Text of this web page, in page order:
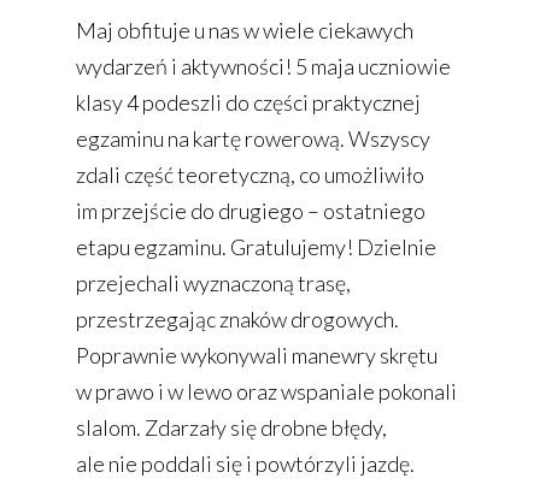
Maj obfituje u nas w wiele ciekawych
wydarzeń i aktywności! 5 maja uczniowie
klasy 4 podeszli do części praktycznej
egzaminu na kartę rowerową. Wszyscy
zdali część teoretyczną, co umożliwiło
im przejście do drugiego – ostatniego
etapu egzaminu. Gratulujemy! Dzielnie
przejechali wyznaczoną trasę,
przestrzegając znaków drogowych.
Poprawnie wykonywali manewry skrętu
w prawo i w lewo oraz wspaniale pokonali
slalom. Zdarzały się drobne błędy,
ale nie poddali się i powtórzyli jazdę.